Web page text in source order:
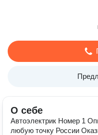
О себе
Автоэлектрик Номер 1
любую точку России